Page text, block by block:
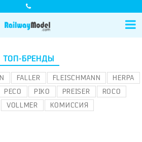
ТОП-БРЕНДЫ
FALLER FLEISCHMANN
HERPA
PECO PIKO PREISER
ROCO
VOLLMER КОМИССИЯ